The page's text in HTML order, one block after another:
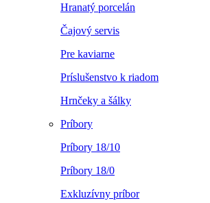
Hranatý porcelán
Čajový servis
Pre kaviarne
Príslušenstvo k riadom
Hrnčeky a šálky
Príbory
Príbory 18/10
Príbory 18/0
Exkluzívny príbor